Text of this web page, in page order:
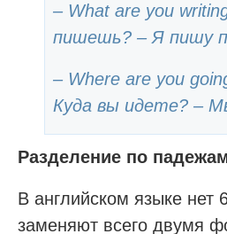
– What are you
пишешь? – Я пишу
– Where are you
Куда вы идете? –
Разделение по
В английском языке
заменяют всего двумя